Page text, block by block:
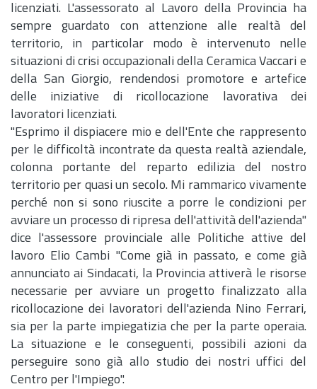
licenziati. L'assessorato al Lavoro della Provincia ha
sempre guardato con attenzione alle realtà del
territorio, in particolar modo è intervenuto nelle
situazioni di crisi occupazionali della Ceramica Vaccari e
della San Giorgio, rendendosi promotore e artefice
delle iniziative di ricollocazione lavorativa dei
lavoratori licenziati.
"Esprimo il dispiacere mio e dell'Ente che rappresento
per le difficoltà incontrate da questa realtà aziendale,
colonna portante del reparto edilizia del nostro
territorio per quasi un secolo. Mi rammarico vivamente
perché non si sono riuscite a porre le condizioni per
avviare un processo di ripresa dell'attività dell'azienda"
dice l'assessore provinciale alle Politiche attive del
lavoro Elio Cambi "Come già in passato, e come già
annunciato ai Sindacati, la Provincia attiverà le risorse
necessarie per avviare un progetto finalizzato alla
ricollocazione dei lavoratori dell'azienda Nino Ferrari,
sia per la parte impiegatizia che per la parte operaia.
La situazione e le conseguenti, possibili azioni da
perseguire sono già allo studio dei nostri uffici del
Centro per l'Impiego".